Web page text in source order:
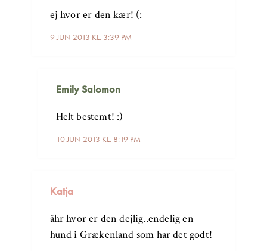
9 JUN 2013 KL. 3:39 PM
ej hvor er den kær! (:
Emily Salomon
10 JUN 2013 KL. 8:19 PM
Helt bestemt! :)
Katja
åhr hvor er den dejlig..endelig en
hund i Grækenland som har det godt!